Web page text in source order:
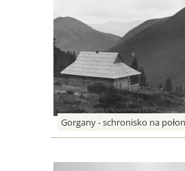
Gorgany - schronisko na